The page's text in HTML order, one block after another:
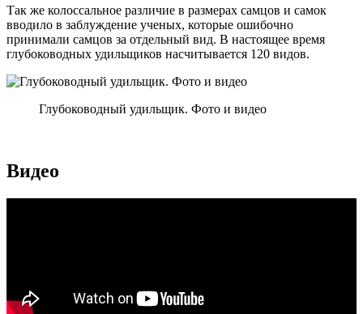
Так же колоссальное различие в размерах самцов и самок
вводило в заблуждение ученых, которые ошибочно
принимали самцов за отдельный вид. В настоящее время
глубоководных удильщиков насчитывается 120 видов.
Глубоководный удильщик. Фото и видео
Видео